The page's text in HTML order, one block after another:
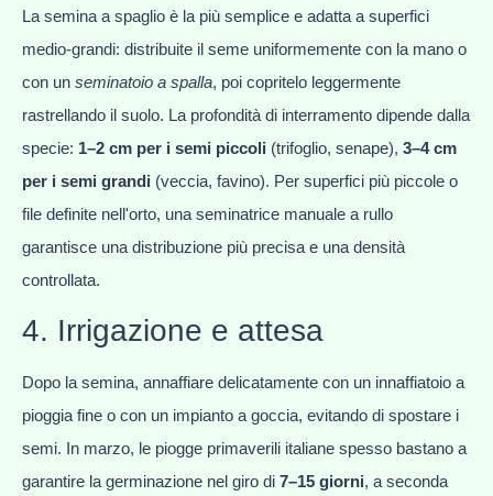
La semina a spaglio è la più semplice e adatta a superfici
medio-grandi: distribuite il seme uniformemente con la mano o
con un seminatoio a spalla, poi copritelo leggermente
rastrellando il suolo. La profondità di interramento dipende dalla
specie: 1–2 cm per i semi piccoli (trifoglio, senape), 3–4 cm
per i semi grandi (veccia, favino). Per superfici più piccole o
file definite nell'orto, una seminatrice manuale a rullo
garantisce una distribuzione più precisa e una densità
controllata.
4. Irrigazione e attesa
Dopo la semina, annaffiare delicatamente con un innaffiatoio a
pioggia fine o con un impianto a goccia, evitando di spostare i
semi. In marzo, le piogge primaverili italiane spesso bastano a
garantire la germinazione nel giro di 7–15 giorni, a seconda